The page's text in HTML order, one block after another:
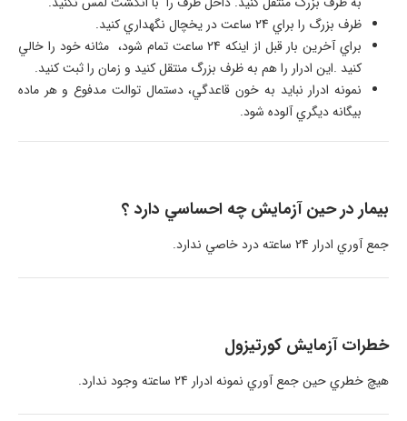
ظرف بزرگ را براي 24 ساعت در يخچال نگهداري کنيد.
براي آخرين بار قبل از اينکه 24 ساعت تمام شود، مثانه خود را خالي
کنيد .اين ادرار را هم به ظرف بزرگ منتقل کنيد و زمان را ثبت کنيد.
نمونه ادرار نبايد به خون قاعدگي، دستمال توالت مدفوع و هر ماده
بيگانه ديگري آلوده شود.
بيمار در حين آزمايش چه احساسي دارد ؟
جمع آوري ادرار 24 ساعته درد خاصي ندارد.
خطرات آزمايش کورتيزول
هيچ خطري حين جمع آوري نمونه ادرار 24 ساعته وجود ندارد.